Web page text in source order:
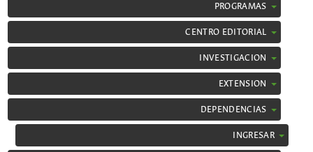
PROGRAMAS
CENTRO EDITORIAL
INVESTIGACION
EXTENSION
DEPENDENCIAS
INGRESAR